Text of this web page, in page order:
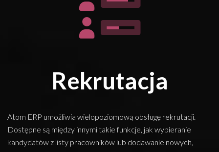
Rekrutacja
Atom ERP umożliwia wielopoziomową obsługę rekrutacji.
Dostępne są między innymi takie funkcje, jak wybieranie
kandydatów z listy pracowników lub dodawanie nowych,